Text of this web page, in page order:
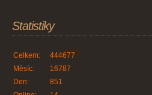
Statistiky
Celkem:
444677
Měsíc:
16787
Den:
851